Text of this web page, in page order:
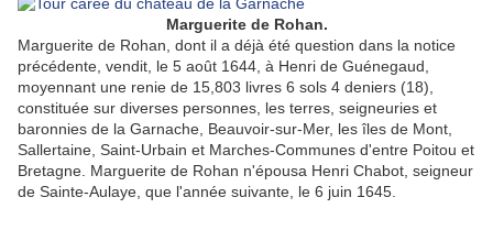
Marguerite de Rohan.
Marguerite de Rohan, dont il a déjà été question dans la notice
précédente, vendit, le 5 août 1644, à Henri de Guénegaud,
moyennant une renie de 15,803 livres 6 sols 4 deniers (18),
constituée sur diverses personnes, les terres, seigneuries et
baronnies de la Garnache, Beauvoir-sur-Mer, les îles de Mont,
Sallertaine, Saint-Urbain et Marches-Communes d'entre Poitou et
Bretagne. Marguerite de Rohan n'épousa Henri Chabot, seigneur
de Sainte-Aulaye, que l'année suivante, le 6 juin 1645.